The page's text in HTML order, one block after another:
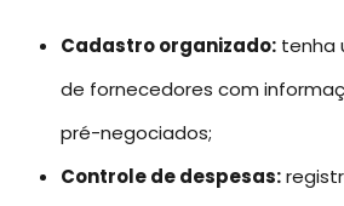
Cadastro organizado: tenha
de fornecedores com
pré-negociados;
Controle de despesas: